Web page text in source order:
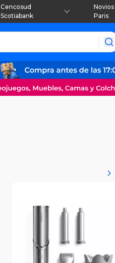
Cencosud
Scotiabank
Novios
Paris